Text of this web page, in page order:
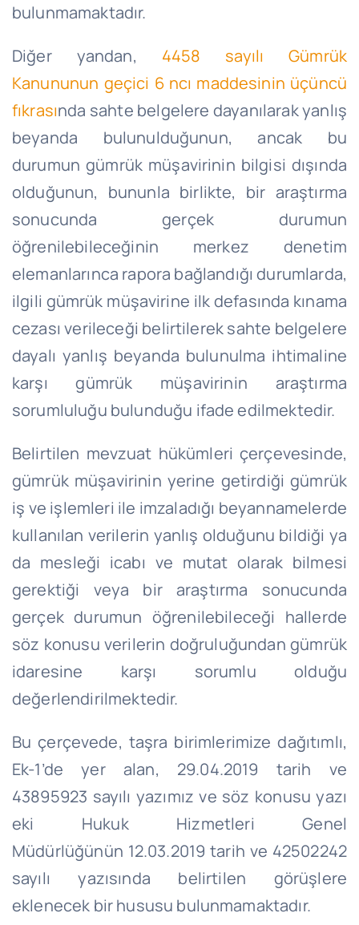
bulunmamaktadır.
Diğer yandan, 4458 sayılı Gümrük
Kanununun geçici 6 ncı maddesinin üçüncü
fıkrasında sahte belgelere dayanılarak yanlış
beyanda bulunulduğunun, ancak bu
durumun gümrük müşavirinin bilgisi dışında
olduğunun, bununla birlikte, bir araştırma
sonucunda gerçek durumun
öğrenilebileceğinin merkez denetim
elemanlarınca rapora bağlandığı durumlarda,
ilgili gümrük müşavirine ilk defasında kınama
cezası verileceği belirtilerek sahte belgelere
dayalı yanlış beyanda bulunulma ihtimaline
karşı gümrük müşavirinin araştırma
sorumluluğu bulunduğu ifade edilmektedir.
Belirtilen mevzuat hükümleri çerçevesinde,
gümrük müşavirinin yerine getirdiği gümrük
iş ve işlemleri ile imzaladığı beyannamelerde
kullanılan verilerin yanlış olduğunu bildiği ya
da mesleği icabı ve mutat olarak bilmesi
gerektiği veya bir araştırma sonucunda
gerçek durumun öğrenilebileceği hallerde
söz konusu verilerin doğruluğundan gümrük
idaresine karşı sorumlu olduğu
değerlendirilmektedir.
Bu çerçevede, taşra birimlerimize dağıtımlı,
Ek-1’de yer alan, 29.04.2019 tarih ve
43895923 sayılı yazımız ve söz konusu yazı
eki Hukuk Hizmetleri Genel
Müdürlüğünün 12.03.2019 tarih ve 42502242
sayılı yazısında belirtilen görüşlere
eklenecek bir hususu bulunmamaktadır.